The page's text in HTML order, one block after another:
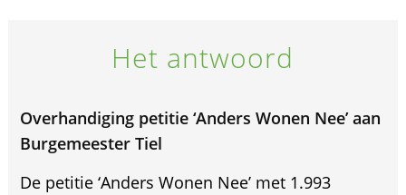
Het antwoord
Overhandiging petitie ‘Anders Wonen Nee’ aan
Burgemeester Tiel
De petitie ‘Anders Wonen Nee’ met 1.993